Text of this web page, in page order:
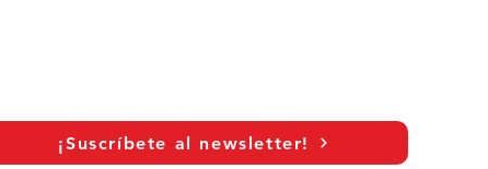
¡Suscríbete al newsletter!